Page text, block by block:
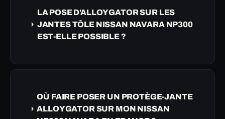
LA POSE D'ALLOYGATOR SUR LES
JANTES TÔLE NISSAN NAVARA NP300
EST-ELLE POSSIBLE ?
OÙ FAIRE POSER UN PROTÈGE-JANTE
ALLOYGATOR SUR MON NISSAN